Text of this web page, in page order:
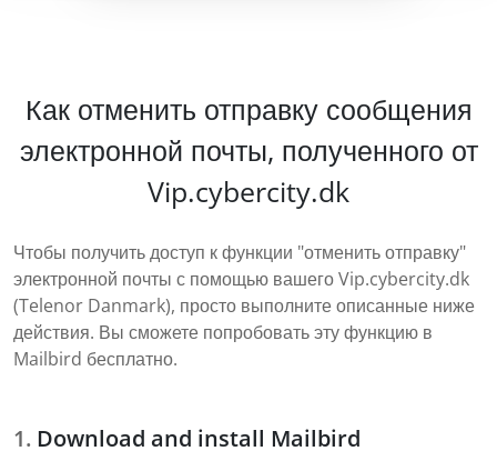
Как отменить отправку сообщения
электронной почты, полученного от
Vip.cybercity.dk
Чтобы получить доступ к функции "отменить отправку"
электронной почты с помощью вашего Vip.cybercity.dk
(Telenor Danmark), просто выполните описанные ниже
действия. Вы сможете попробовать эту функцию в
Mailbird бесплатно.
Download and install Mailbird